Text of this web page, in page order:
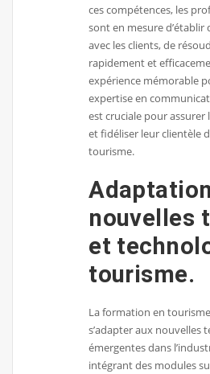
ces compétences, les
sont en mesure
avec les clients, de
rapidement et
expérience mémorable
expertise en
est cruciale pour assurer
et fidéliser leur clientèle
tourisme.
nouvelles
et
tourisme.
La formation en
s’adapter aux nouvelles
émergentes dans
intégrant des modules